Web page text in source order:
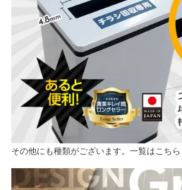
その他にも種類がございます。一覧はこちら